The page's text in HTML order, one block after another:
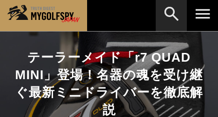
テーラーメイド「r7 QUAD
MINI」登場！名器の魂を受け継
ぐ最新ミニドライバーを徹底解
説
MOST WANTED テストランキング
NEW RELEASES 新製品情報
HOW TO ゴルフ上達・実践テクニック
テスト・データ検証
※メーカー名やクラブ名など、検索したい事柄を入
力してください。
検索